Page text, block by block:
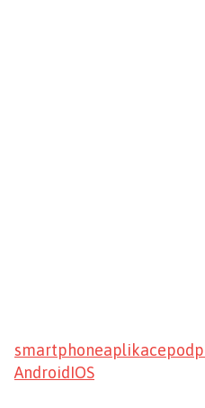
smartphoneaplikace
AndroidIOS